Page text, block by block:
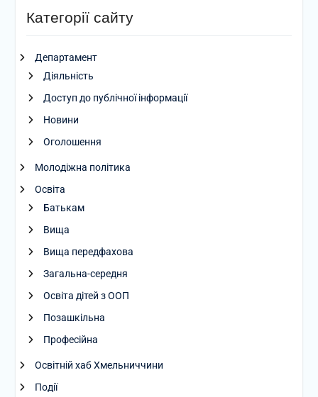
Категорії сайту
Департамент
Діяльність
Доступ до публічної інформації
Новини
Оголошення
Молодіжна політика
Освіта
Батькам
Вища
Вища передфахова
Загальна-середня
Освіта дітей з ООП
Позашкільна
Професійна
Освітній хаб Хмельниччини
Події